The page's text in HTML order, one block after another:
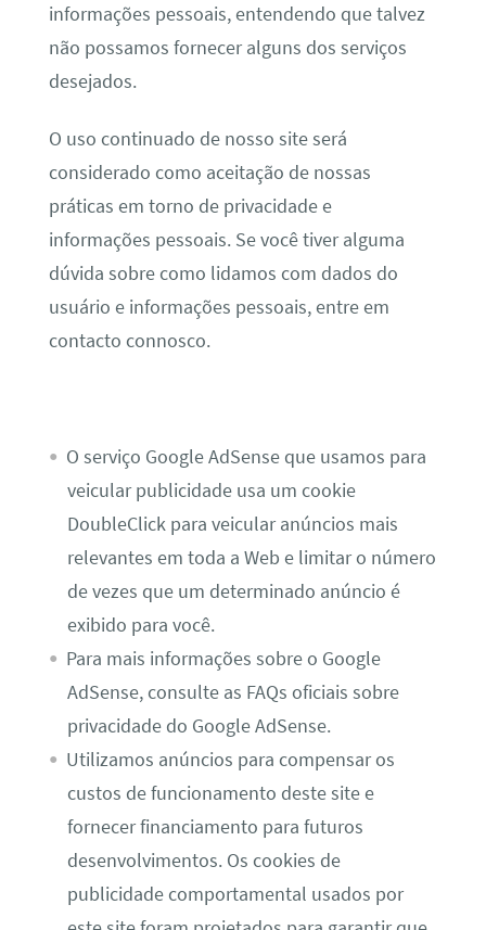
informações pessoais, entendendo que talvez
não possamos fornecer alguns dos serviços
desejados.
O uso continuado de nosso site será
considerado como aceitação de nossas
práticas em torno de privacidade e
informações pessoais. Se você tiver alguma
dúvida sobre como lidamos com dados do
usuário e informações pessoais, entre em
contacto connosco.
O serviço Google AdSense que usamos para
veicular publicidade usa um cookie
DoubleClick para veicular anúncios mais
relevantes em toda a Web e limitar o número
de vezes que um determinado anúncio é
exibido para você.
Para mais informações sobre o Google
AdSense, consulte as FAQs oficiais sobre
privacidade do Google AdSense.
Utilizamos anúncios para compensar os
custos de funcionamento deste site e
fornecer financiamento para futuros
desenvolvimentos. Os cookies de
publicidade comportamental usados ​​por